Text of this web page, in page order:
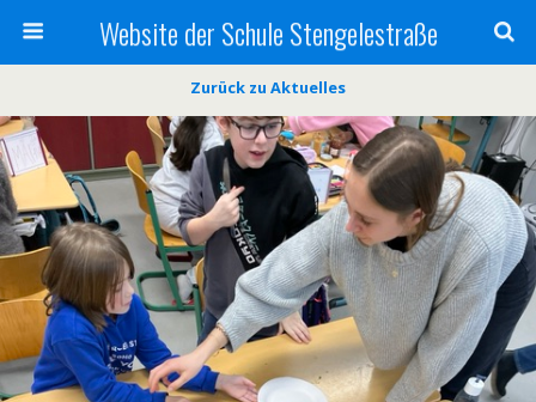
Website der Schule Stengelestraße
Zurück zu Aktuelles